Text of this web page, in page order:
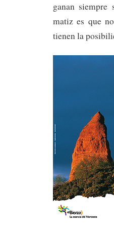
ganan siempre
matiz es que
tienen la